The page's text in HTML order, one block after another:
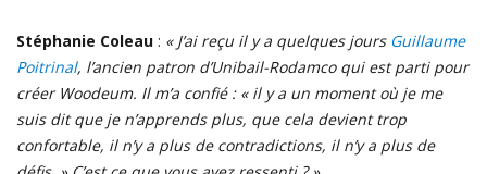
Stéphanie Coleau : « J’ai reçu il y a quelques jours Guillaume
Poitrinal, l’ancien patron d’Unibail-Rodamco qui est parti pour
créer Woodeum. Il m’a confié : « il y a un moment où je me
suis dit que je n’apprends plus, que cela devient trop
confortable, il n’y a plus de contradictions, il n’y a plus de